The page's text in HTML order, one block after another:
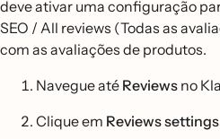
deve ativar uma configuração
SEO / All reviews (Todas as
com as avaliações de produtos.
Navegue até Reviews no
Clique em Reviews settings